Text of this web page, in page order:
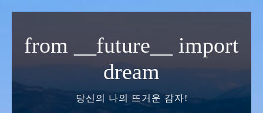
from __future__ import
dream
당신의 나의 뜨거운 감자!